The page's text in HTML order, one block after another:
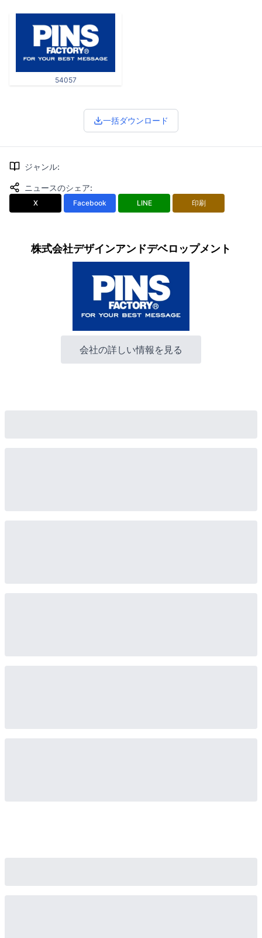
54057
一括ダウンロード
ジャンル:
ニュースのシェア:
X Facebook LINE 印刷
株式会社デザインアンドデベロップメント
会社の詳しい情報を見る